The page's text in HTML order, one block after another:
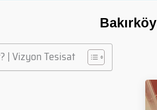
| Vizyon Tesisat